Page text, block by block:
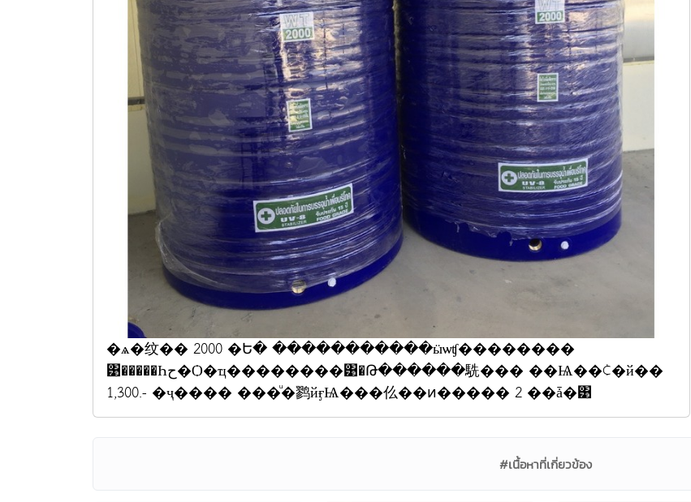
�ѧ�纹�� 2000 �Ե� �����������ӹѡʧ��������
͹�����Һح�Ѻ�ҵ��������͹�Թ������駪��� ��Ѩ��¢�й��
1,300.- �ҷ���� ���ͧ�鹨йӻѨ���仫��ͷ����� 2 ��ǡ�͹
#เนื้อหาที่เกี่ยวข้อง